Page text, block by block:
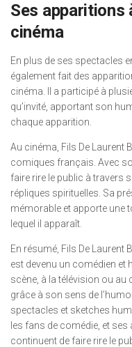
Ses apparitions
cinéma
En plus de ses spectacles
également fait des
cinéma. Il a participé à
qu’invité, apportant son
chaque apparition.
Au cinéma, Fils De Laurent
comiques français. Avec
faire rire le public à travers
répliques spirituelles. Sa
mémorable et apporte une
lequel il apparaît.
En résumé, Fils De Laurent
est devenu un comédien et
scène, à la télévision ou au
grâce à son sens de
spectacles et sketches
les fans de comédie, et
continuent de faire rire le